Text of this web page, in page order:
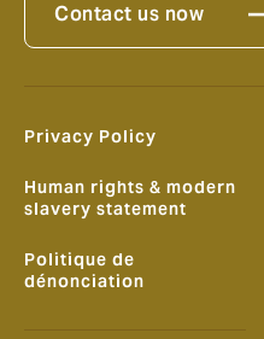
Contact us now
Privacy Policy
Human rights & modern
slavery statement
Politique de
dénonciation